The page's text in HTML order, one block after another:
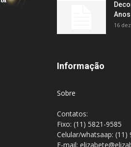
Anos
16
Informação
Sobre
Contatos:
Fixo: (11) 5821-9585
Celular/whatsaap: (11)
E-mail: